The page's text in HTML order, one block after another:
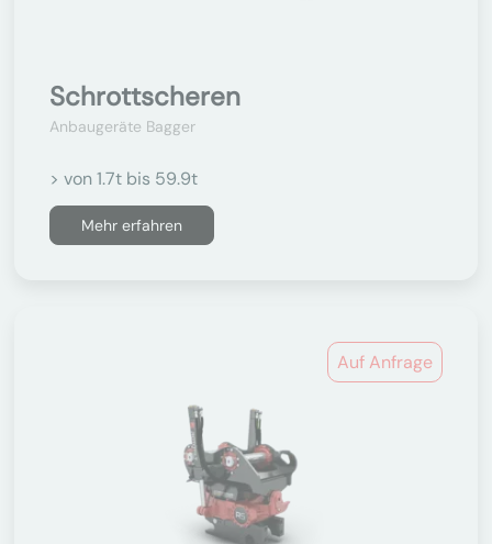
Schrottscheren
Anbaugeräte Bagger
> von 1.7t bis 59.9t
Mehr erfahren
Auf Anfrage